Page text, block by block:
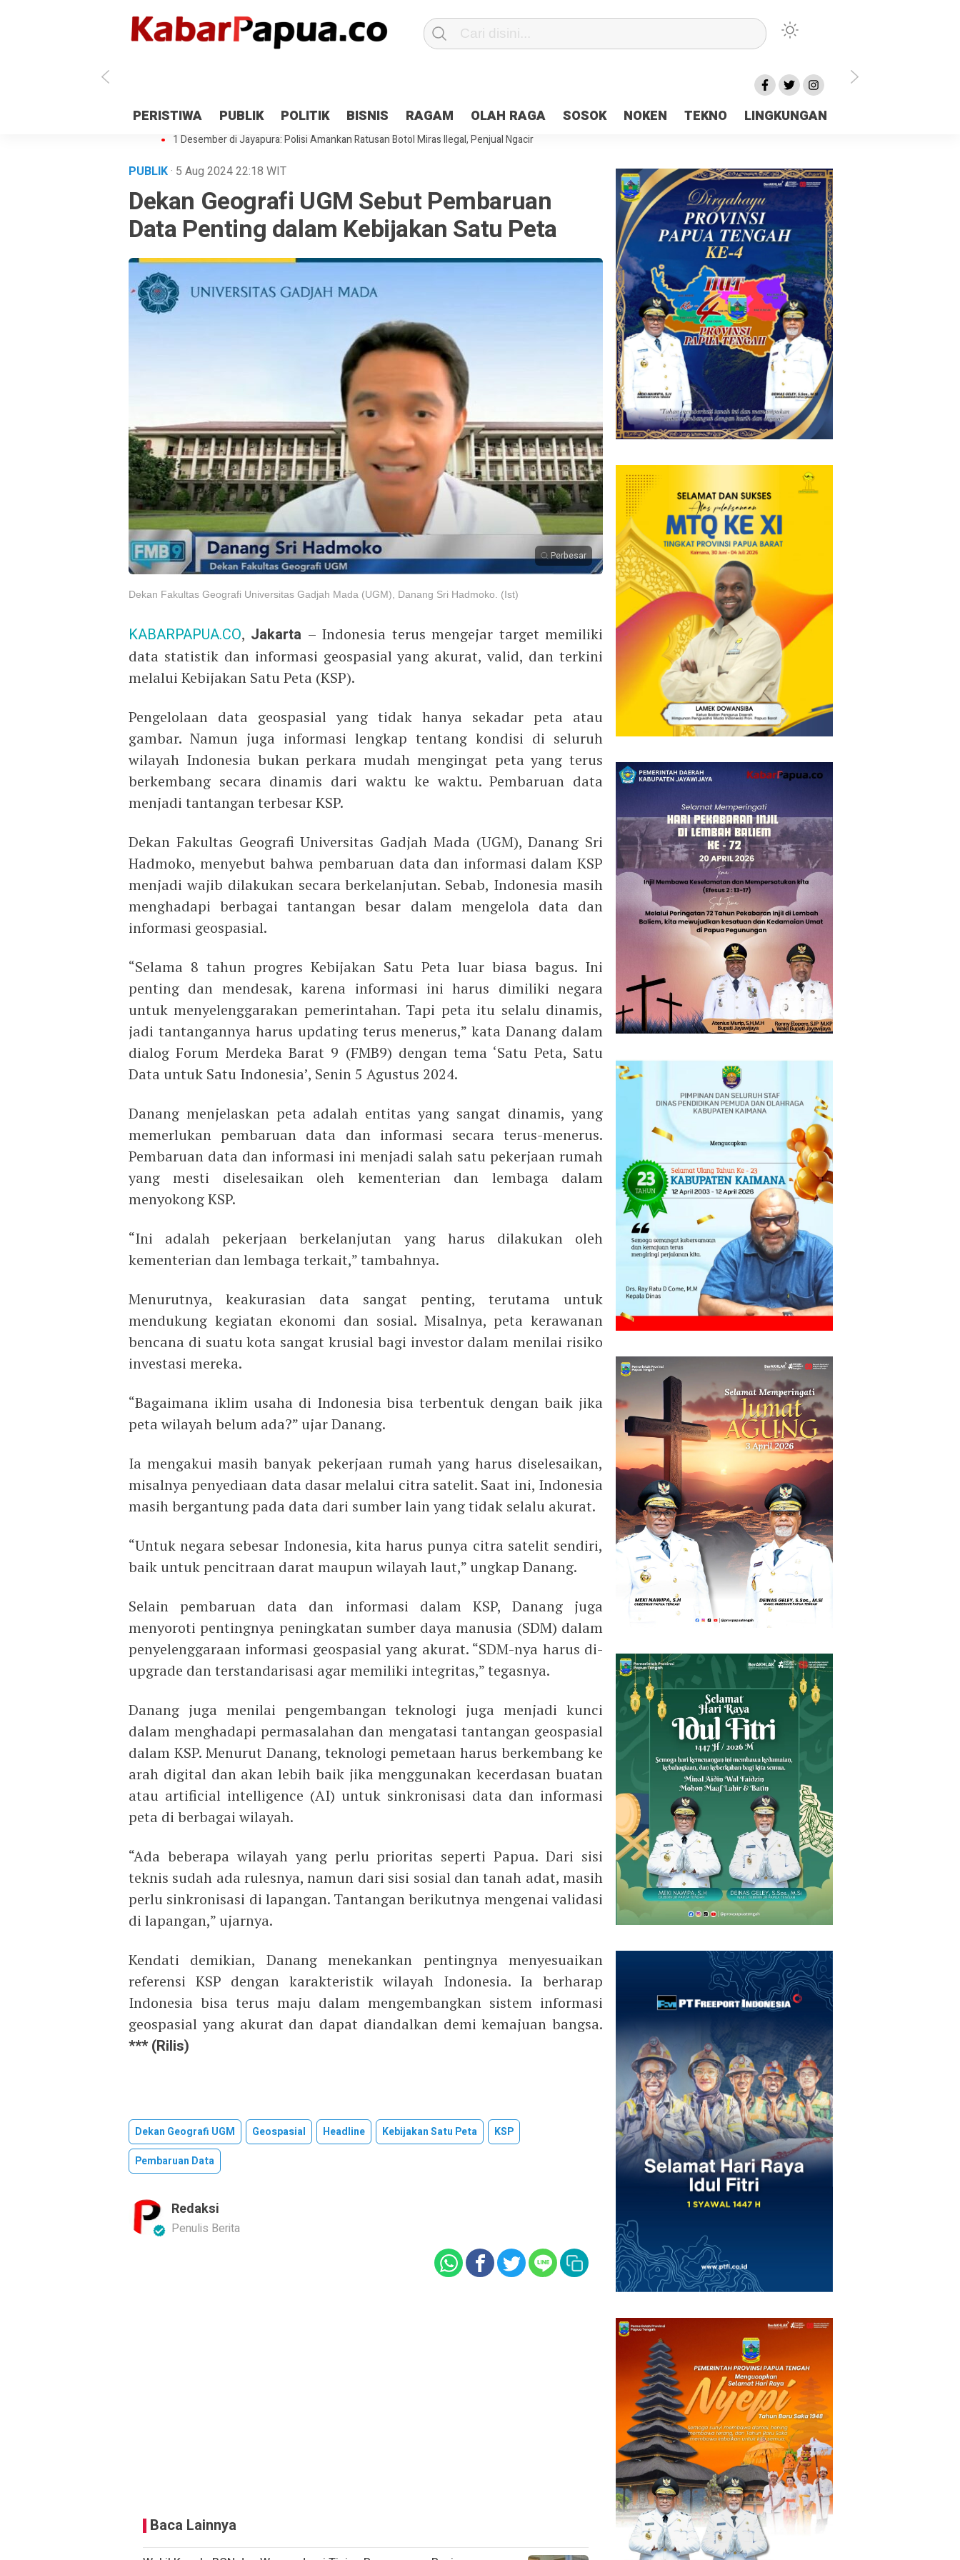
PERISTIWA PUBLIK POLITIK BISNIS RAGAM OLAH RAGA SOSOK NOKEN TEKNO LINGKUNGAN
Antisipasi 1 Desember, TNI Polri Patroli 2×24 jam di Kota Jayapura
Pesan Sejuk Polri di Deklarasi Pemilu Ceria Tanah Papua
Gedung Perpustakaan SMPN 5 Sentani Terbakar
Hibah Pilkada Jayapura Cair 10 Persen, Deposit Kas Daerah Rp23 Miliar Disorot
1 Desember di Jayapura: Polisi Amankan Ratusan Botol Miras Ilegal, Penjual Ngacir
PUBLIK· 5 Aug 202422:18 WIT
Dekan Geografi UGM Sebut Pembaruan
Data Penting dalam Kebijakan Satu Peta
Perbesar
Dekan Fakultas Geografi Universitas Gadjah Mada (UGM), Danang Sri Hadmoko. (Ist)
KABARPAPUA.CO, Jakarta – Indonesia terus mengejar target memiliki
data statistik dan informasi geospasial yang akurat, valid, dan terkini
melalui Kebijakan Satu Peta (KSP).
Pengelolaan data geospasial yang tidak hanya sekadar peta atau
gambar. Namun juga informasi lengkap tentang kondisi di seluruh
wilayah Indonesia bukan perkara mudah mengingat peta yang terus
berkembang secara dinamis dari waktu ke waktu. Pembaruan data
menjadi tantangan terbesar KSP.
Dekan Fakultas Geografi Universitas Gadjah Mada (UGM), Danang Sri
Hadmoko, menyebut bahwa pembaruan data dan informasi dalam KSP
menjadi wajib dilakukan secara berkelanjutan. Sebab, Indonesia masih
menghadapi berbagai tantangan besar dalam mengelola data dan
informasi geospasial.
“Selama 8 tahun progres Kebijakan Satu Peta luar biasa bagus. Ini
penting dan mendesak, karena informasi ini harus dimiliki negara
untuk menyelenggarakan pemerintahan. Tapi peta itu selalu dinamis,
jadi tantangannya harus updating terus menerus,” kata Danang dalam
dialog Forum Merdeka Barat 9 (FMB9) dengan tema ‘Satu Peta, Satu
Data untuk Satu Indonesia’, Senin 5 Agustus 2024.
Danang menjelaskan peta adalah entitas yang sangat dinamis, yang
memerlukan pembaruan data dan informasi secara terus-menerus.
Pembaruan data dan informasi ini menjadi salah satu pekerjaan rumah
yang mesti diselesaikan oleh kementerian dan lembaga dalam
menyokong KSP.
“Ini adalah pekerjaan berkelanjutan yang harus dilakukan oleh
kementerian dan lembaga terkait,” tambahnya.
Menurutnya, keakurasian data sangat penting, terutama untuk
mendukung kegiatan ekonomi dan sosial. Misalnya, peta kerawanan
bencana di suatu kota sangat krusial bagi investor dalam menilai risiko
investasi mereka.
“Bagaimana iklim usaha di Indonesia bisa terbentuk dengan baik jika
peta wilayah belum ada?” ujar Danang.
Ia mengakui masih banyak pekerjaan rumah yang harus diselesaikan,
misalnya penyediaan data dasar melalui citra satelit. Saat ini, Indonesia
masih bergantung pada data dari sumber lain yang tidak selalu akurat.
“Untuk negara sebesar Indonesia, kita harus punya citra satelit sendiri,
baik untuk pencitraan darat maupun wilayah laut,” ungkap Danang.
Selain pembaruan data dan informasi dalam KSP, Danang juga
menyoroti pentingnya peningkatan sumber daya manusia (SDM) dalam
penyelenggaraan informasi geospasial yang akurat. “SDM-nya harus di-
upgrade dan terstandarisasi agar memiliki integritas,” tegasnya.
Danang juga menilai pengembangan teknologi juga menjadi kunci
dalam menghadapi permasalahan dan mengatasi tantangan geospasial
dalam KSP. Menurut Danang, teknologi pemetaan harus berkembang ke
arah digital dan akan lebih baik jika menggunakan kecerdasan buatan
atau artificial intelligence (AI) untuk sinkronisasi data dan informasi
peta di berbagai wilayah.
“Ada beberapa wilayah yang perlu prioritas seperti Papua. Dari sisi
teknis sudah ada rulesnya, namun dari sisi sosial dan tanah adat, masih
perlu sinkronisasi di lapangan. Tantangan berikutnya mengenai validasi
di lapangan,” ujarnya.
Kendati demikian, Danang menekankan pentingnya menyesuaikan
referensi KSP dengan karakteristik wilayah Indonesia. Ia berharap
Indonesia bisa terus maju dalam mengembangkan sistem informasi
geospasial yang akurat dan dapat diandalkan demi kemajuan bangsa.
*** (Rilis)
Dekan Geografi UGM Geospasial Headline Kebijakan Satu Peta
KSP
Pembaruan Data
Redaksi
Penulis Berita
Baca Lainnya